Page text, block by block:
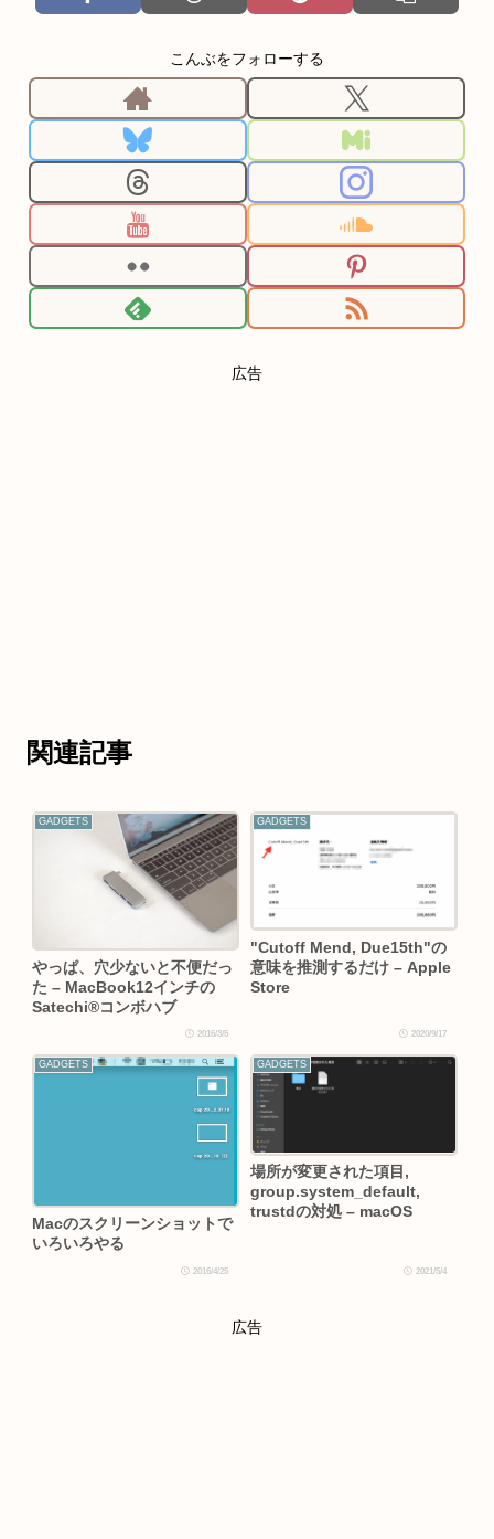
こんぶをフォローする
広告
関連記事
GADGETS
やっぱ、穴少ないと不便だっ
た – MacBook12インチの
Satechi®コンボハブ
2016/3/5
GADGETS
"Cutoff Mend, Due15th"の
意味を推測するだけ – Apple
Store
2020/9/17
GADGETS
Macのスクリーンショットで
いろいろやる
2016/4/25
GADGETS
場所が変更された項目,
group.system_default,
trustdの対処 – macOS
2021/5/4
広告